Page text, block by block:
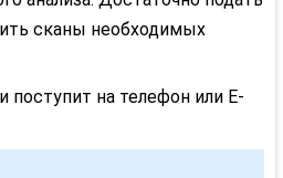
сканы необходимых
на телефон или E-